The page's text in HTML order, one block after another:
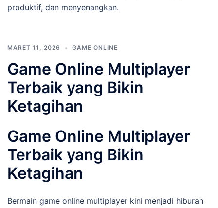
produktif, dan menyenangkan.
MARET 11, 2026 GAME ONLINE
Game Online Multiplayer
Terbaik yang Bikin
Ketagihan
Game Online Multiplayer
Terbaik yang Bikin
Ketagihan
Bermain game online multiplayer kini menjadi hiburan